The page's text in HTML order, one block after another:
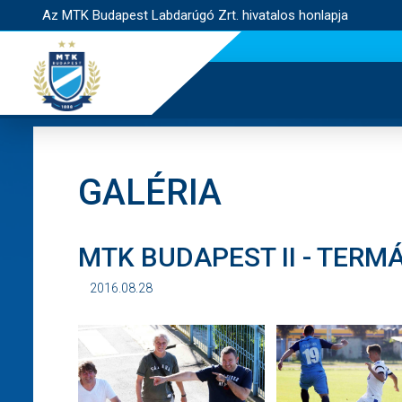
Az MTK Budapest Labdarúgó Zrt. hivatalos honlapja
GALÉRIA
MTK BUDAPEST II -
2016.08.28